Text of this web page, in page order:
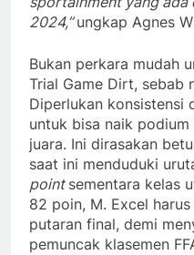
2024,”ungkap Agnes
Bukan perkara mudah
Trial Game Dirt, sebab
Diperlukan konsistensi
untuk bisa naik
juara. Ini dirasakan
saat ini menduduki
point sementara kelas
82 poin, M. Excel
putaran final, demi
pemuncak klasemen